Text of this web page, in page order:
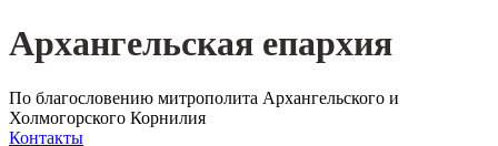
Архангельская епархия
По благословению митрополита Архангельского и
Холмогорского Корнилия
Контакты